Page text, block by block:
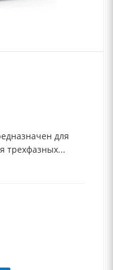
для
трехфазных...